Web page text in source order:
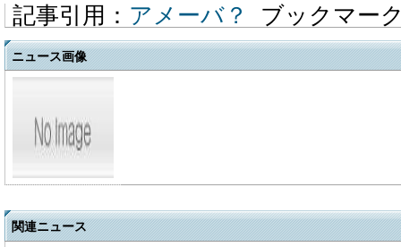
記事引用： アメーバ？ ブックマー
ニュース画像
関連ニュース